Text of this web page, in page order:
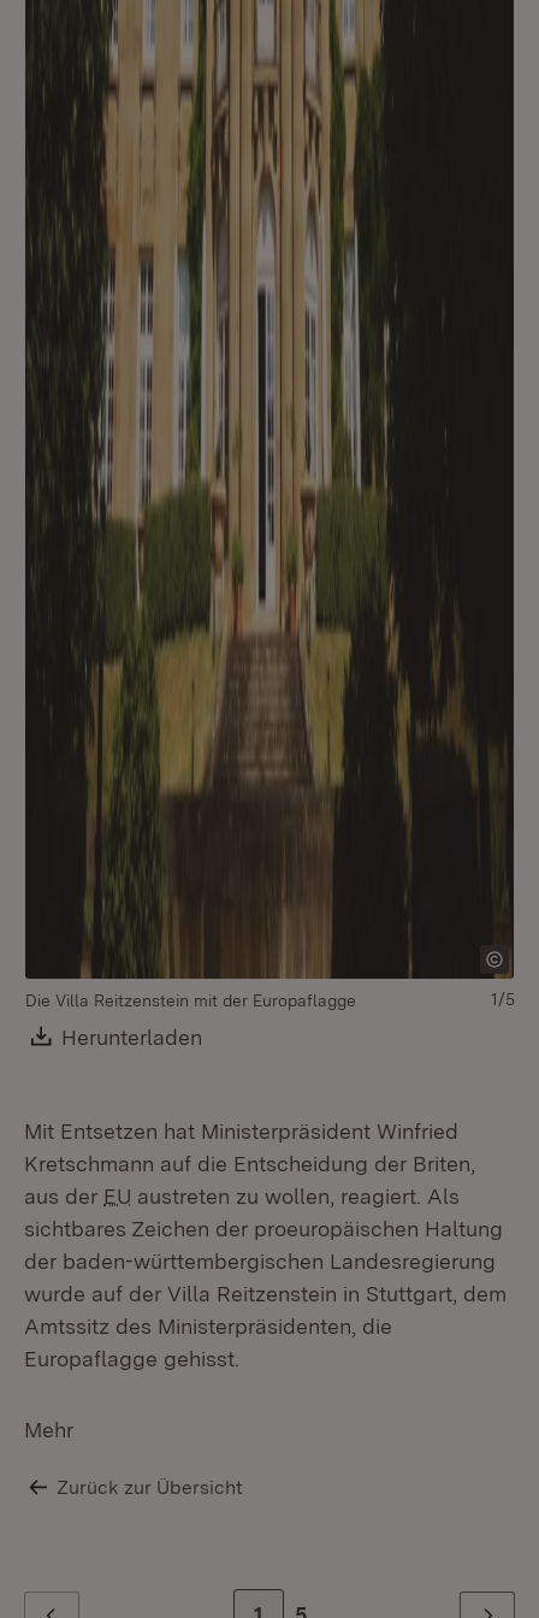
Die Villa Reitzenstein mit der Europaflagge
Download:
Herunterladen
1/5
Mit Entsetzen hat Ministerpräsident Winfried
Kretschmann auf die Entscheidung der Briten,
aus der EU austreten zu wollen, reagiert. Als
sichtbares Zeichen der proeuropäischen Haltung
der baden-württembergischen Landesregierung
wurde auf der Villa Reitzenstein in Stuttgart, dem
Amtssitz des Ministerpräsidenten, die
Europaflagge gehisst.
Mehr
Zurück zur Übersicht